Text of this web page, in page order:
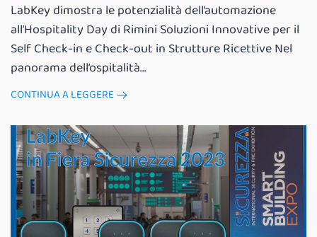
LabKey dimostra le potenzialità dell’automazione
all’Hospitality Day di Rimini Soluzioni Innovative per il
Self Check-in e Check-out in Strutture Ricettive Nel
panorama dell’ospitalità...
CONTINUA A LEGGERE